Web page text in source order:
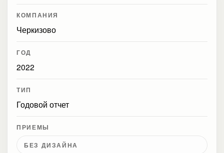
КОМПАНИЯ
Черкизово
ГОД
2022
ТИП
Годовой отчет
ПРИЕМЫ
БЕЗ ДИЗАЙНА